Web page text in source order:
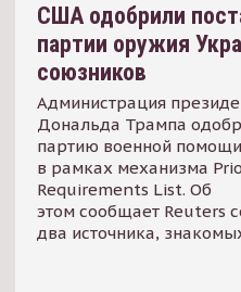
США одобрили
партии оружия
союзников
Администрация
Дональда Трампа
партию военной
в рамках механизма
Requirements List. Об
этом сообщает Reuters
два источника,